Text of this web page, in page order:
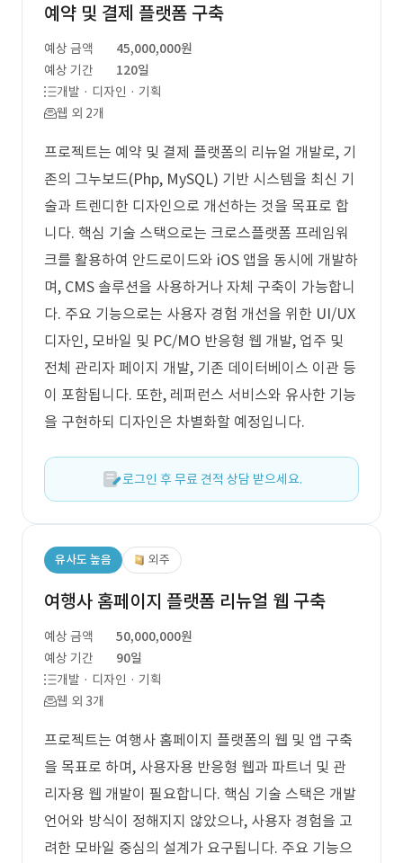
예약 및 결제 플랫폼 구축
예상 금액
45,000,000원
예상 기간
120일
개발 · 디자인 · 기획
웹 외 2개
프로젝트는 예약 및 결제 플랫폼의 리뉴얼 개발로, 기
존의 그누보드(Php, MySQL) 기반 시스템을 최신 기
술과 트렌디한 디자인으로 개선하는 것을 목표로 합
니다. 핵심 기술 스택으로는 크로스플랫폼 프레임워
크를 활용하여 안드로이드와 iOS 앱을 동시에 개발하
며, CMS 솔루션을 사용하거나 자체 구축이 가능합니
다. 주요 기능으로는 사용자 경험 개선을 위한 UI/UX
디자인, 모바일 및 PC/MO 반응형 웹 개발, 업주 및
전체 관리자 페이지 개발, 기존 데이터베이스 이관 등
이 포함됩니다. 또한, 레퍼런스 서비스와 유사한 기능
을 구현하되 디자인은 차별화할 예정입니다.
로그인 후 무료 견적 상담 받으세요.
유사도 높음 외주
여행사 홈페이지 플랫폼 리뉴얼 웹 구축
예상 금액
50,000,000원
예상 기간
90일
개발 · 디자인 · 기획
웹 외 3개
프로젝트는 여행사 홈페이지 플랫폼의 웹 및 앱 구축
을 목표로 하며, 사용자용 반응형 웹과 파트너 및 관
리자용 웹 개발이 필요합니다. 핵심 기술 스택은 개발
언어와 방식이 정해지지 않았으나, 사용자 경험을 고
려한 모바일 중심의 설계가 요구됩니다. 주요 기능으